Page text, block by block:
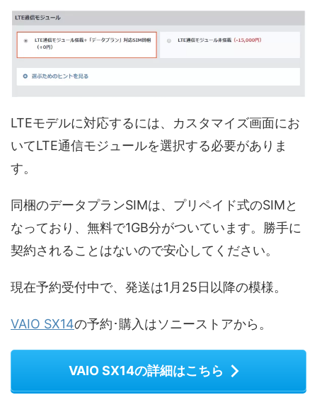
LTEモデルに対応するには、カスタマイズ画面にお
いてLTE通信モジュールを選択する必要がありま
す。
同梱のデータプランSIMは、プリペイド式のSIMと
なっており、無料で1GB分がついています。勝手に
契約されることはないので安心してください。
現在予約受付中で、発送は1月25日以降の模様。
VAIO SX14の予約･購入はソニーストアから。
VAIO SX14の詳細はこちら